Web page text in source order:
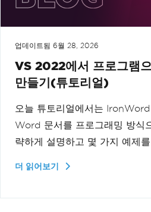
업데이트됨 6월 28, 2026
VS 2022에서 프로그램
만들기(튜토리얼)
오늘 튜토리얼에서는
Word 문서를 프로그래밍 방식
략하게 설명하고 몇 가지 예제
더 읽어보기